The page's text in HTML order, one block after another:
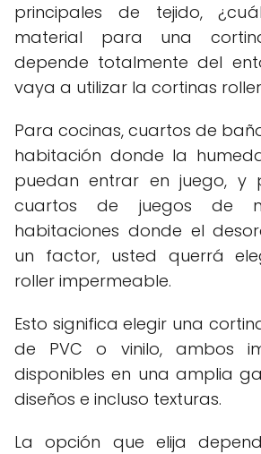
principales de tejido,
material para una
depende totalmente del
vaya a utilizar la cortinas
Para cocinas, cuartos de
habitación donde la
puedan entrar en juego, y
cuartos de juegos de
habitaciones donde el
un factor, usted querrá
roller impermeable.
Esto significa elegir una
de PVC o vinilo, ambos
disponibles en una amplia
diseños e incluso texturas.
La opción que elija